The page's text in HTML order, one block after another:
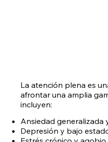
La atención plena es
afrontar una amplia
incluyen:
Ansiedad generalizada
Depresión y bajo